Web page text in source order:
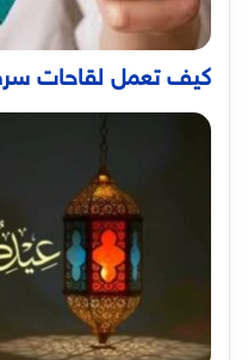
كيف تعمل لقاحات